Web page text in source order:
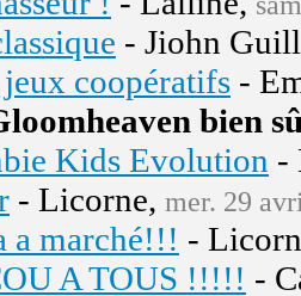
- Jiohn
coopératifs -
bien
Kids Evolution -
- Licorne, mer. 29
a marché!!! -
A TOUS !!!!! -